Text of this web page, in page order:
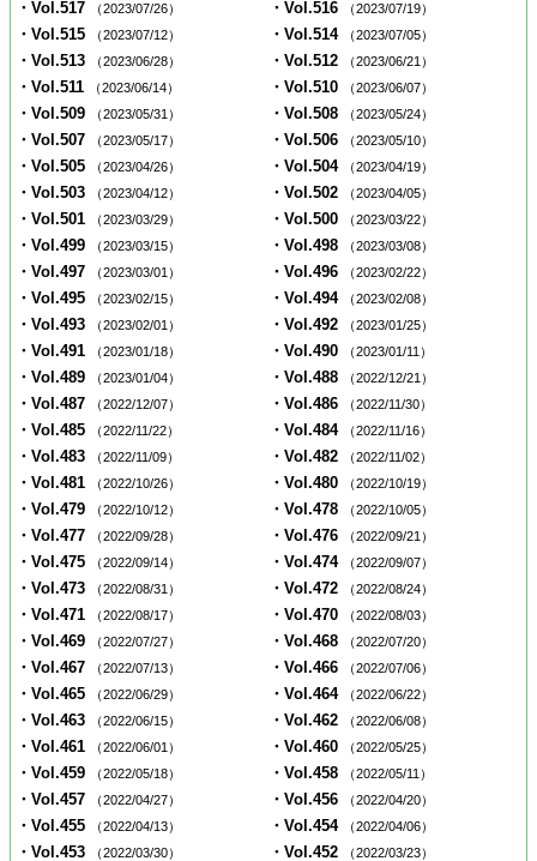
・Vol.517 （2023/07/26） ・Vol.516 （2023/07/19）
・Vol.515 （2023/07/12） ・Vol.514 （2023/07/05）
・Vol.513 （2023/06/28） ・Vol.512 （2023/06/21）
・Vol.511 （2023/06/14） ・Vol.510 （2023/06/07）
・Vol.509 （2023/05/31） ・Vol.508 （2023/05/24）
・Vol.507 （2023/05/17） ・Vol.506 （2023/05/10）
・Vol.505 （2023/04/26） ・Vol.504 （2023/04/19）
・Vol.503 （2023/04/12） ・Vol.502 （2023/04/05）
・Vol.501 （2023/03/29） ・Vol.500 （2023/03/22）
・Vol.499 （2023/03/15） ・Vol.498 （2023/03/08）
・Vol.497 （2023/03/01） ・Vol.496 （2023/02/22）
・Vol.495 （2023/02/15） ・Vol.494 （2023/02/08）
・Vol.493 （2023/02/01） ・Vol.492 （2023/01/25）
・Vol.491 （2023/01/18） ・Vol.490 （2023/01/11）
・Vol.489 （2023/01/04） ・Vol.488 （2022/12/21）
・Vol.487 （2022/12/07） ・Vol.486 （2022/11/30）
・Vol.485 （2022/11/22） ・Vol.484 （2022/11/16）
・Vol.483 （2022/11/09） ・Vol.482 （2022/11/02）
・Vol.481 （2022/10/26） ・Vol.480 （2022/10/19）
・Vol.479 （2022/10/12） ・Vol.478 （2022/10/05）
・Vol.477 （2022/09/28） ・Vol.476 （2022/09/21）
・Vol.475 （2022/09/14） ・Vol.474 （2022/09/07）
・Vol.473 （2022/08/31） ・Vol.472 （2022/08/24）
・Vol.471 （2022/08/17） ・Vol.470 （2022/08/03）
・Vol.469 （2022/07/27） ・Vol.468 （2022/07/20）
・Vol.467 （2022/07/13） ・Vol.466 （2022/07/06）
・Vol.465 （2022/06/29） ・Vol.464 （2022/06/22）
・Vol.463 （2022/06/15） ・Vol.462 （2022/06/08）
・Vol.461 （2022/06/01） ・Vol.460 （2022/05/25）
・Vol.459 （2022/05/18） ・Vol.458 （2022/05/11）
・Vol.457 （2022/04/27） ・Vol.456 （2022/04/20）
・Vol.455 （2022/04/13） ・Vol.454 （2022/04/06）
・Vol.453 （2022/03/30） ・Vol.452 （2022/03/23）